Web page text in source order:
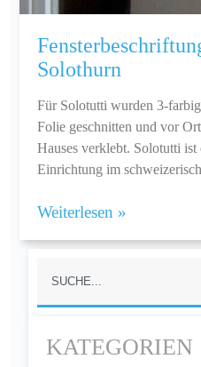
Solothurn
Für Solotutti wurden 3-
Folie geschnitten und vor
Hauses verklebt. Solotutti
Einrichtung im
Weiterlesen »
KATEGORIEN